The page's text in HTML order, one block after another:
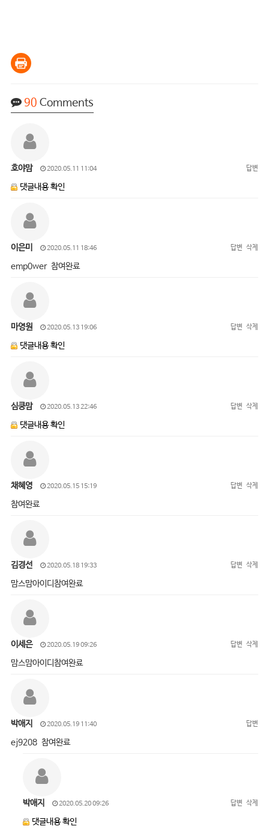
90 Comments
호야맘 2020.05.11 11:04 답변
댓글내용 확인
이은미 2020.05.11 18:46 답변 삭제
emp0wer 참여완료
마영원 2020.05.13 19:06 답변 삭제
댓글내용 확인
심쿵맘 2020.05.13 22:46 답변 삭제
댓글내용 확인
채혜영 2020.05.15 15:19 답변 삭제
참여완료
김경선 2020.05.18 19:33 답변 삭제
맘스맘아이디참여완료
이세은 2020.05.19 09:26 답변 삭제
맘스맘아이디참여완료
박애지 2020.05.19 11:40 답변
ej9208 참여완료
박애지 2020.05.20 09:26 답변 삭제
댓글내용 확인